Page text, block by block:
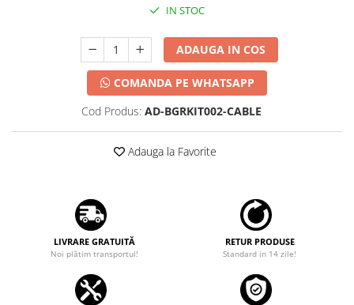
IN STOC
ADAUGA IN COS
COMANDA PE WHATSAPP
Cod Produs: AD-BGRKIT002-CABLE
Adauga la Favorite
LIVRARE GRATUITĂ
Noi plătim transportul!
RETUR PRODUSE
Standard in 14 zile!